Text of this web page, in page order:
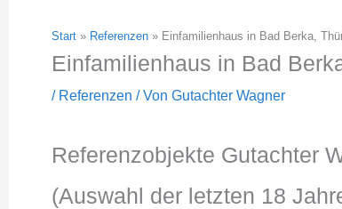
Start Referenzen Einfamilienhaus in Bad Berka,
Einfamilienhaus in Bad
/ Referenzen / Von Gutachter Wagner
Referenzobjekte Gutachter
(Auswahl der letzten 18